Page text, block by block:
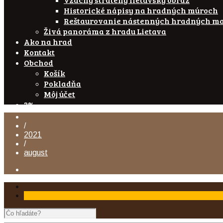
Historické nápisy na hradných múroch
Reštaurovanie nástenných hradných
Živá panoráma z hradu Lietava
Ako na hrad
Kontakt
Obchod
Košík
Pokladňa
Môj účet
2%
/
2021
/
august